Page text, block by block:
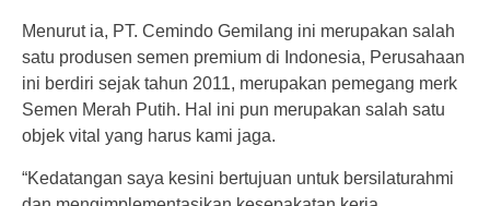
Menurut ia, PT. Cemindo Gemilang ini merupakan salah
satu produsen semen premium di Indonesia, Perusahaan
ini berdiri sejak tahun 2011, merupakan pemegang merk
Semen Merah Putih. Hal ini pun merupakan salah satu
objek vital yang harus kami jaga.
“Kedatangan saya kesini bertujuan untuk bersilaturahmi